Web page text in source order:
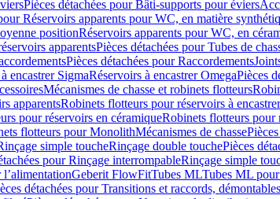
Pièces détachées pour Bâti-supports pour éviers
Réservoirs apparents pour WC, en matière
positionRéservoirs apparents pour WC, en
apparentsPièces détachées pour Tubes de
Pièces détachées pour Raccordements
encastrer SigmaRéservoirs à encastrer OmegaPièces
Mécanismes de chasse et robinets flotteurs
apparentsRobinets flotteurs pour réservoirs à encastrer
pour réservoirs en céramiqueRobinets flotteurs pour
flotteurs pour MonolithMécanismes de chasse
simple toucheRinçage double touchePièces
pour Rinçage interrompableRinçage simple
l’alimentationGeberit FlowFitTubes MLTubes ML
détachées pour Transitions et raccords, démontables